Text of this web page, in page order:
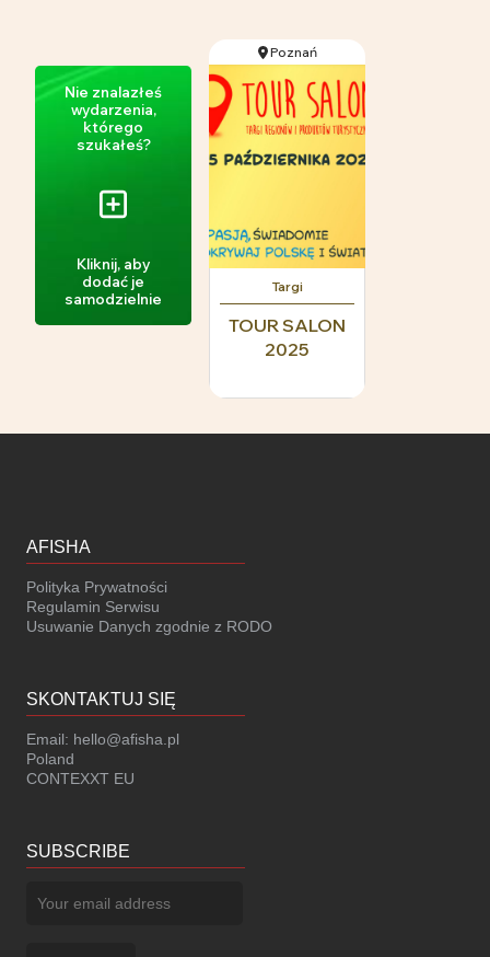
Nie znalazłeś
wydarzenia,
którego
szukałeś?
Kliknij, aby
dodać je
samodzielnie
Poznań
Targi
TOUR SALON
2025
AFISHA
Polityka Prywatności
Regulamin Serwisu
Usuwanie Danych zgodnie z RODO
SKONTAKTUJ SIĘ
Email: hello@afisha.pl
Poland
CONTEXXT EU
SUBSCRIBE